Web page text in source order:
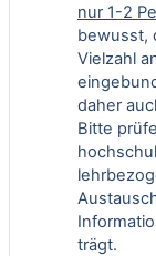
nur 1-2
bewusst,
Vielzahl
daher
Bitte
trägt.